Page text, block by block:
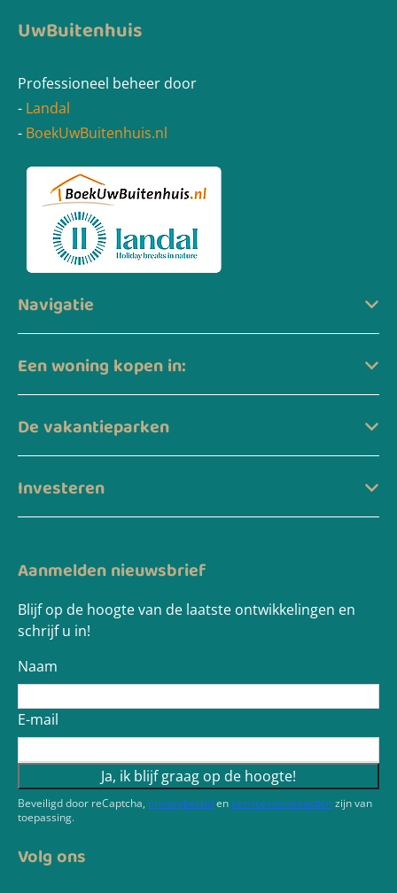
UwBuitenhuis
Professioneel beheer door
- Landal
- BoekUwBuitenhuis.nl
Navigatie
Een woning kopen in:
De vakantieparken
Investeren
Aanmelden nieuwsbrief
Blijf op de hoogte van de laatste ontwikkelingen en
schrijf u in!
Naam
E-mail
Ja, ik blijf graag op de hoogte!
Beveiligd door reCaptcha, privacybeleidenservicevoorwaardenzijn van
toepassing.
Volg ons